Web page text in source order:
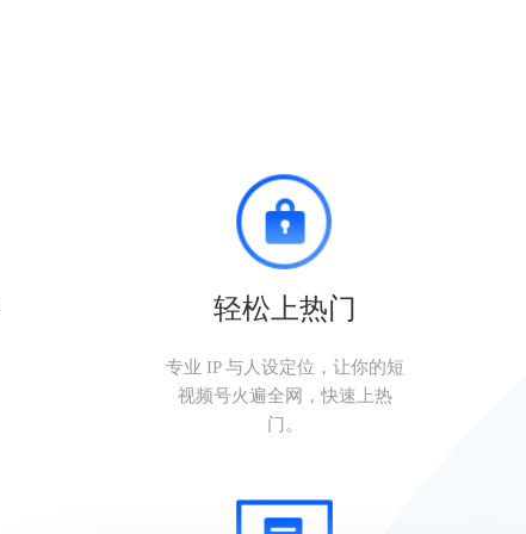
轻松上热门
专业 IP 与人设定位，让你的短
视频号火遍全网，快速上热
门。